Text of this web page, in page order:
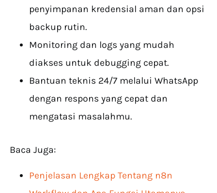
penyimpanan kredensial aman dan opsi
backup rutin.
Monitoring dan logs yang mudah
diakses untuk debugging cepat.
Bantuan teknis 24/7 melalui WhatsApp
dengan respons yang cepat dan
mengatasi masalahmu.
Baca Juga:
Penjelasan Lengkap Tentang n8n